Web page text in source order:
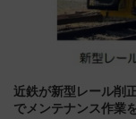
近鉄が新型レール削
でメンテナンス作業